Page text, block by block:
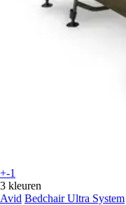
+-1
3 kleuren
Avid Bedchair Ultra System